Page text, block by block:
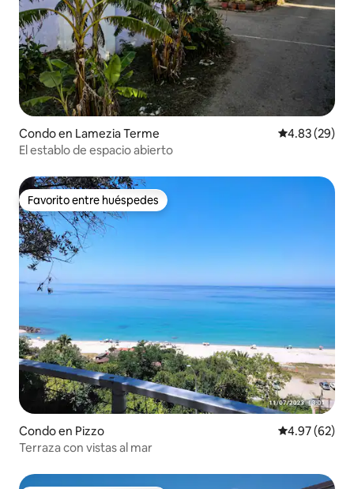
Condo en Lamezia Terme Calificación
4.83 (29)
El establo de espacio abierto
Favorito entre huéspedes
Favorito entre huéspedes
Condo en Pizzo Calificación
4.97 (62)
Terraza con vistas al mar